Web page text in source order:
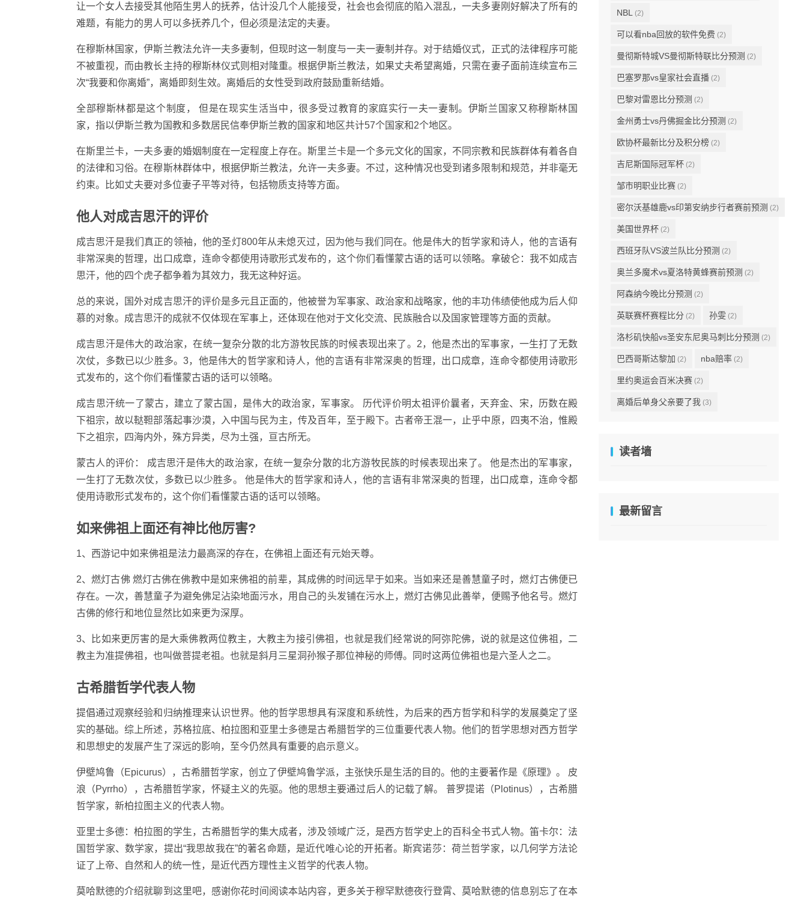
让一个女人去接受其他陌生男人的抚养，估计没几个人能接受，社会也会彻底的陷入混乱，一夫多妻刚好解决了所有的
难题，有能力的男人可以多抚养几个，但必须是法定的夫妻。
在穆斯林国家，伊斯兰教法允许一夫多妻制，但现时这一制度与一夫一妻制并存。对于结婚仪式，正式的法律程序可能
不被重视，而由教长主持的穆斯林仪式则相对隆重。根据伊斯兰教法，如果丈夫希望离婚，只需在妻子面前连续宣布三
次“我要和你离婚”，离婚即刻生效。离婚后的女性受到政府鼓励重新结婚。
全部穆斯林都是这个制度， 但是在现实生活当中，很多受过教育的家庭实行一夫一妻制。伊斯兰国家又称穆斯林国
家，指以伊斯兰教为国教和多数居民信奉伊斯兰教的国家和地区共计57个国家和2个地区。
在斯里兰卡，一夫多妻的婚姻制度在一定程度上存在。斯里兰卡是一个多元文化的国家，不同宗教和民族群体有着各自
的法律和习俗。在穆斯林群体中，根据伊斯兰教法，允许一夫多妻。不过，这种情况也受到诸多限制和规范，并非毫无
约束。比如丈夫要对多位妻子平等对待，包括物质支持等方面。
他人对成吉思汗的评价
成吉思汗是我们真正的领袖，他的圣灯800年从未熄灭过，因为他与我们同在。他是伟大的哲学家和诗人，他的言语有
非常深奥的哲理，出口成章，连命令都使用诗歌形式发布的，这个你们看懂蒙古语的话可以领略。拿破仑：我不如成吉
思汗，他的四个虎子都争着为其效力，我无这种好运。
总的来说，国外对成吉思汗的评价是多元且正面的，他被誉为军事家、政治家和战略家，他的丰功伟绩使他成为后人仰
慕的对象。成吉思汗的成就不仅体现在军事上，还体现在他对于文化交流、民族融合以及国家管理等方面的贡献。
成吉思汗是伟大的政治家，在统一复杂分散的北方游牧民族的时候表现出来了。2，他是杰出的军事家，一生打了无数
次仗，多数已以少胜多。3，他是伟大的哲学家和诗人，他的言语有非常深奥的哲理，出口成章，连命令都使用诗歌形
式发布的，这个你们看懂蒙古语的话可以领略。
成吉思汗统一了蒙古，建立了蒙古国，是伟大的政治家，军事家。 历代评价明太祖评价曩者，天弃金、宋，历数在殿
下祖宗，故以鞑靼部落起事沙漠，入中国与民为主，传及百年，至于殿下。古者帝王混一，止乎中原，四夷不治，惟殿
下之祖宗，四海内外，殊方异类，尽为土强，亘古所无。
蒙古人的评价： 成吉思汗是伟大的政治家，在统一复杂分散的北方游牧民族的时候表现出来了。 他是杰出的军事家，
一生打了无数次仗，多数已以少胜多。 他是伟大的哲学家和诗人，他的言语有非常深奥的哲理，出口成章，连命令都
使用诗歌形式发布的，这个你们看懂蒙古语的话可以领略。
如来佛祖上面还有神比他厉害?
1、西游记中如来佛祖是法力最高深的存在，在佛祖上面还有元始天尊。
2、燃灯古佛 燃灯古佛在佛教中是如来佛祖的前辈，其成佛的时间远早于如来。当如来还是善慧童子时，燃灯古佛便已
存在。一次，善慧童子为避免佛足沾染地面污水，用自己的头发铺在污水上，燃灯古佛见此善举，便赐予他名号。燃灯
古佛的修行和地位显然比如来更为深厚。
3、比如来更厉害的是大乘佛教两位教主，大教主为接引佛祖，也就是我们经常说的阿弥陀佛，说的就是这位佛祖，二
教主为准提佛祖，也叫做菩提老祖。也就是斜月三星洞孙猴子那位神秘的师傅。同时这两位佛祖也是六圣人之二。
古希腊哲学代表人物
提倡通过观察经验和归纳推理来认识世界。他的哲学思想具有深度和系统性，为后来的西方哲学和科学的发展奠定了坚
实的基础。综上所述，苏格拉底、柏拉图和亚里士多德是古希腊哲学的三位重要代表人物。他们的哲学思想对西方哲学
和思想史的发展产生了深远的影响，至今仍然具有重要的启示意义。
伊壁鸠鲁（Epicurus），古希腊哲学家，创立了伊壁鸠鲁学派，主张快乐是生活的目的。他的主要著作是《原理》。 皮
浪（Pyrrho），古希腊哲学家，怀疑主义的先驱。他的思想主要通过后人的记载了解。 普罗提诺（Plotinus），古希腊
哲学家，新柏拉图主义的代表人物。
亚里士多德：柏拉图的学生，古希腊哲学的集大成者，涉及领域广泛，是西方哲学史上的百科全书式人物。笛卡尔：法
国哲学家、数学家，提出“我思故我在”的著名命题，是近代唯心论的开拓者。斯宾诺莎：荷兰哲学家，以几何学方法论
证了上帝、自然和人的统一性，是近代西方理性主义哲学的代表人物。
莫哈默德的介绍就聊到这里吧，感谢你花时间阅读本站内容，更多关于穆罕默德夜行登霄、莫哈默德的信息别忘了在本
NBL (2)
可以看nba回放的软件免费 (2)
曼彻斯特城VS曼彻斯特联比分预测 (2)
巴塞罗那vs皇家社会直播 (2)
巴黎对雷恩比分预测 (2)
金州勇士vs丹佛掘金比分预测 (2)
欧协杯最新比分及积分榜 (2)
吉尼斯国际冠军杯 (2)
邹市明职业比赛 (2)
密尔沃基雄鹿vs印第安纳步行者赛前预测 (2)
美国世界杯 (2)
西班牙队VS波兰队比分预测 (2)
奥兰多魔术vs夏洛特黄蜂赛前预测 (2)
阿森纳今晚比分预测 (2)
英联赛杯赛程比分 (2) 孙雯 (2)
洛杉矶快船vs圣安东尼奥马刺比分预测 (2)
巴西哥斯达黎加 (2) nba赔率 (2)
里约奥运会百米决赛 (2)
离婚后单身父亲要了我 (3)
读者墙
最新留言